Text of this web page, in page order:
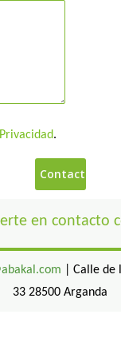
.
en contacto
| Calle de
33 28500 Arganda